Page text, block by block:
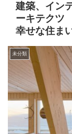
建築、イン
ーキテク
幸せな住まい
未分類